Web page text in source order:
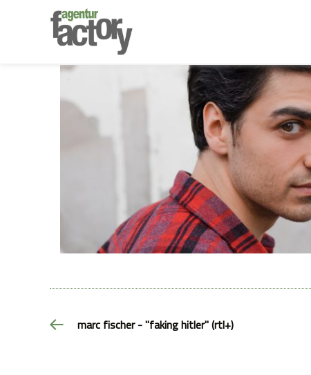
marc fischer - "faking hitler" (rtl+)